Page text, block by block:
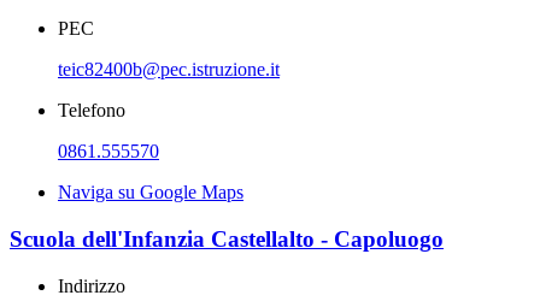
PEC
teic82400b@pec.istruzione.it
Telefono
0861.555570
Naviga su Google Maps
Scuola dell'Infanzia Castellalto - Capoluogo
Indirizzo